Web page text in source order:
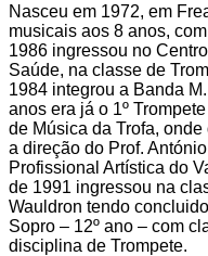
Nasceu em 1972, em
musicais aos 8 anos,
1986 ingressou no
Saúde, na classe de
1984 integrou a Banda
anos era já o 1º
de Música da Trofa,
a direção do Prof.
Profissional Artística do
de 1991 ingressou na
Wauldron tendo
Sopro – 12º ano – com
disciplina de Trompete.